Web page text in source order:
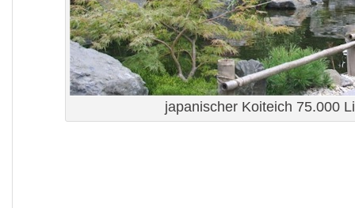
japanischer Koiteich 75.000